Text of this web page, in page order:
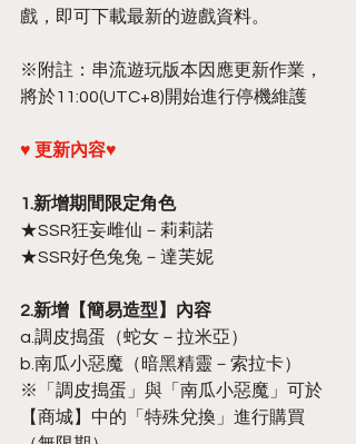
戲，即可下載最新的遊戲資料。
※附註：串流遊玩版本因應更新作業，
將於11:00(UTC+8)開始進行停機維護
♥ 更新內容♥
1.新增期間限定角色
★SSR狂妄雌仙－莉莉諾
★SSR好色兔兔－達芙妮
2.新增【簡易造型】內容
a.調皮搗蛋（蛇女－拉米亞）
b.南瓜小惡魔（暗黑精靈－索拉卡）
※「調皮搗蛋」與「南瓜小惡魔」可於
【商城】中的「特殊兌換」進行購買